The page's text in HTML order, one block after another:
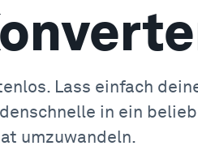
Lass einfach
in ein
umzuwandeln.